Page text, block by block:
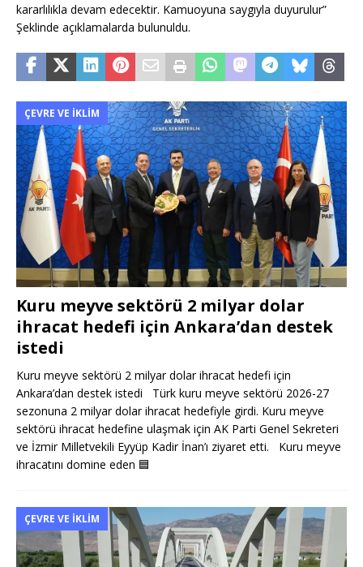
kararlılıkla devam edecektir. Kamuoyuna saygıyla duyurulur”
Şeklinde açıklamalarda bulunuldu.
ÇEVRE VE İKLIM
Kuru meyve sektörü 2 milyar dolar
ihracat hedefi için Ankara’dan destek
istedi
Kuru meyve sektörü 2 milyar dolar ihracat hedefi için
Ankara’dan destek istedi Türk kuru meyve sektörü 2026-27
sezonuna 2 milyar dolar ihracat hedefiyle girdi. Kuru meyve
sektörü ihracat hedefine ulaşmak için AK Parti Genel Sekreteri
ve İzmir Milletvekili Eyyüp Kadir İnan’ı ziyaret etti. Kuru meyve
ihracatını domine eden 🟦
ÇEVRE VE İKLIM